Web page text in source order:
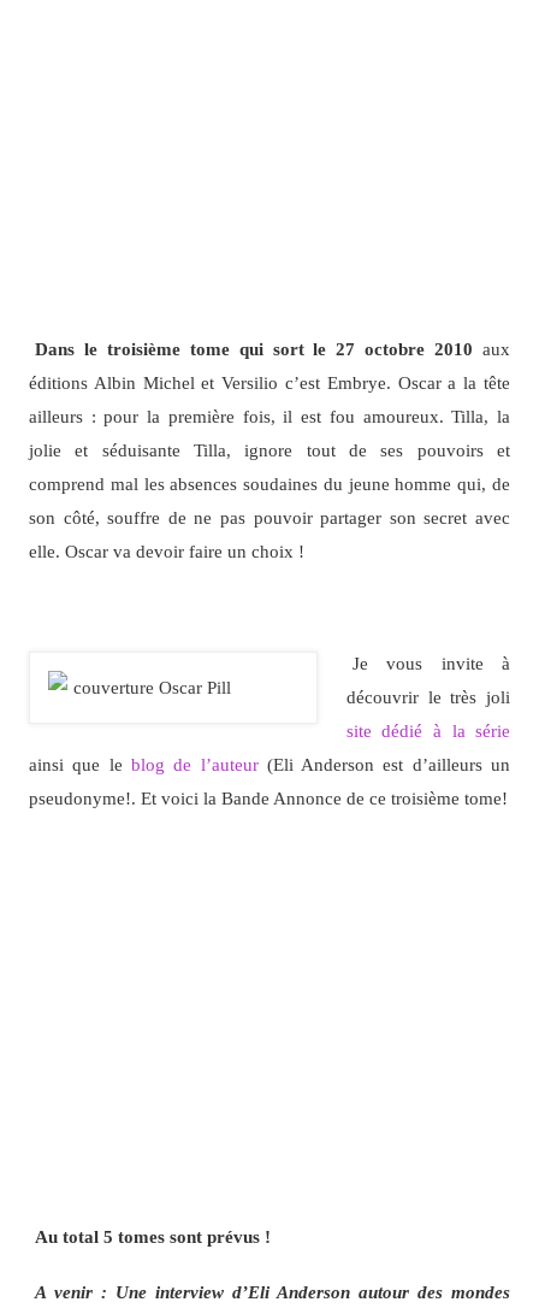
Dans le troisième tome qui sort le 27 octobre 2010 aux
éditions Albin Michel et Versilio c’est Embrye. Oscar a la tête
ailleurs : pour la première fois, il est fou amoureux. Tilla, la
jolie et séduisante Tilla, ignore tout de ses pouvoirs et
comprend mal les absences soudaines du jeune homme qui, de
son côté, souffre de ne pas pouvoir partager son secret avec
elle. Oscar va devoir faire un choix !
Je vous invite à
découvrir le très joli
site dédié à la série
ainsi que le blog de l’auteur(Eli Anderson est d’ailleurs un
pseudonyme!. Et voici la Bande Annonce de ce troisième tome!
Au total 5 tomes sont prévus !
A venir : Une interview d’Eli Anderson autour des mondes